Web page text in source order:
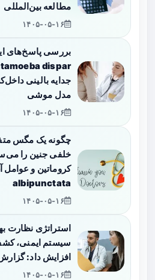
مطالعه بین‌المللی
۱۴۰۵-۰۵-۱۶
بررسی پاسخ‌های
جدایه بالینی
مدل موشی
۱۴۰۵-۰۵-۱۶
چگونه یک مگس
خلفی جنین را
albipunctata
۱۴۰۵-۰۵-۱۶
استراتژی نظارت
سیستم ایمنی،
افزایش داد:
۱۴۰۵-۰۵-۱۶